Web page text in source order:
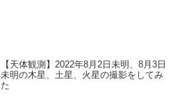
【天体観測】2022年8月2日未明、8月3日
未明の木星、土星、火星の撮影をしてみ
た